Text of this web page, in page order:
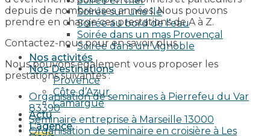
Soirée sur une île
Soirée au bord de l’eau
Soirée dans un mas Provençal
Soirée dans un Vignoble
Nos activités
Nos Destinations
Provence
Côte d’Azur
Camargue
Actu
L’agence
depuis de nombreuses années. Nous pouvons
prendre en charge ces prestations de A à Z.
Contactez-nous pour en savoir plus.
Nous pouvons également vous proposer les
prestations suivantes :
Organisation de seminaires à Pierrefeu du Var
83390
Seminaire entreprise à Marseille 13000
Organisation de seminaire en croisière à Les